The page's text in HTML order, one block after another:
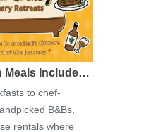
Meals Include…
to chef-
B&Bs,
rentals where